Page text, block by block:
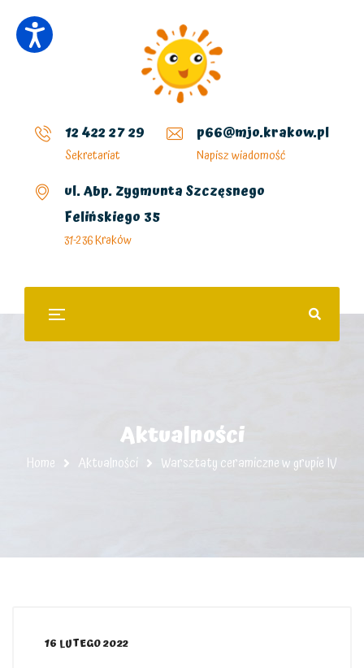
12 422 27 29
Sekretariat
p66@mjo.krakow.pl
Napisz wiadomość
ul. Abp. Zygmunta Szczęsnego
Felińskiego 35
31-236 Kraków
Aktualności
Home Aktualności Warsztaty ceramiczne w grupie IV
16 LUTEGO 2022